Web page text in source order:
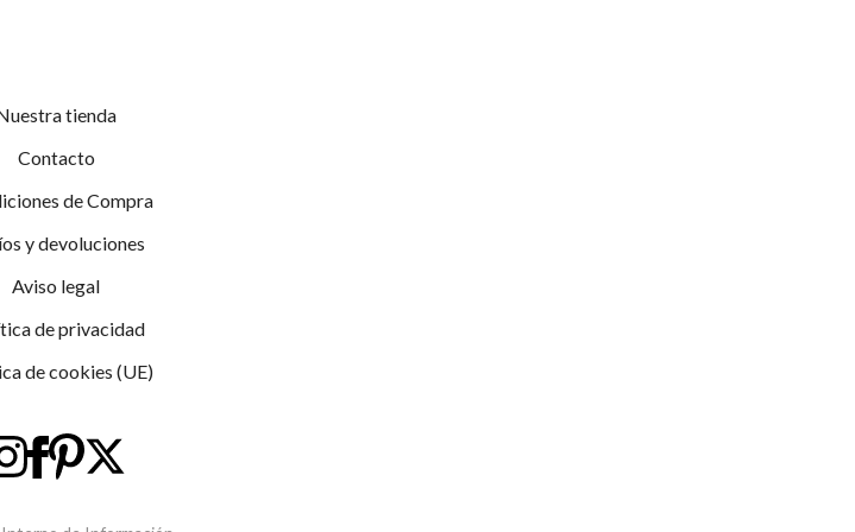
tienda
Contacto
de Compra
y devoluciones
Aviso legal
de privacidad
de cookies (UE)